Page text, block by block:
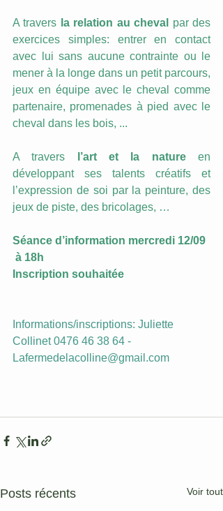
A travers la relation au cheval
par des
exercices simples: entrer en contact
avec lui sans aucune contrainte ou le
mener à la longe dans un petit parcours,
jeux en équipe avec le cheval comme
partenaire, promenades à pied avec le
cheval dans les bois, ...
A travers l’art et la nature en
développant ses talents créatifs et
l’expression de soi par la peinture, des
jeux de piste, des bricolages, …
Séance d’information mercredi 12/09
à 18h
Inscription souhaitée
Informations/inscriptions: Juliette
Collinet 0476 46 38 64 -
Lafermedelacolline@gmail.com
Posts récents Voir tout